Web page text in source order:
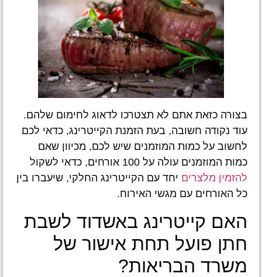
בצורה כזאת אתם לא תצטרכו לדאוג לחימום שלהם.
עוד נקודה חשובה, בעת הזמנת הקייטרינג, כדאי לכם
לחשוב על כמות המוזמנים שיש לכם, מכיוון שאם
כמות המוזמנים עולה על 100 אורחים, כדאי לשקול
להזמין מלצרים יחד עם הקייטרינג החלקי, שיעברו בין
כל האורחים עם מגשי האירוח.
האם קייטרינג באשדוד לשבת
חתן פועל תחת אישור של
משרד הבריאות?